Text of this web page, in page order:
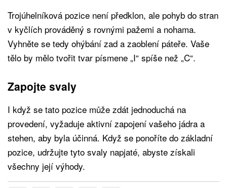
Trojúhelníková pozice není předklon, ale pohyb do stran
v kyčlích prováděný s rovnými pažemi a nohama.
Vyhněte se tedy ohýbání zad a zaoblení páteře. Vaše
tělo by mělo tvořit tvar písmene „I“ spíše než „C“.
Zapojte svaly
I když se tato pozice může zdát jednoduchá na
provedení, vyžaduje aktivní zapojení vašeho jádra a
stehen, aby byla účinná. Když se ponoříte do základní
pozice, udržujte tyto svaly napjaté, abyste získali
všechny její výhody.